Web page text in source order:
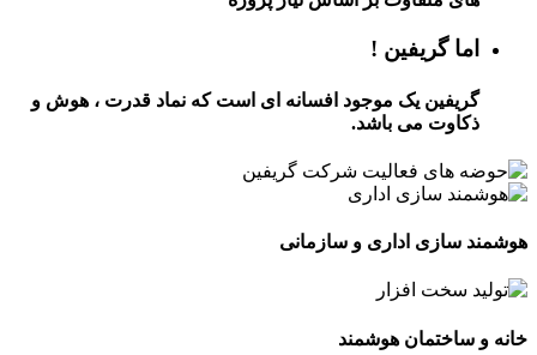
اما گریفین !
گریفین یک موجود افسانه ای است که نماد قدرت ، هوش و
ذکاوت می باشد.
هوشمند سازی اداری و سازمانی
خانه و ساختمان هوشمند